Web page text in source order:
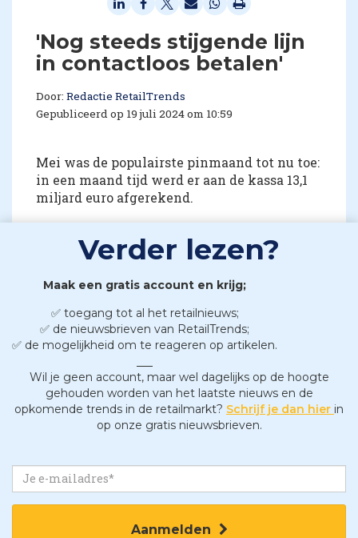
'Nog steeds stijgende lijn
in contactloos betalen'
Door: Redactie RetailTrends
Gepubliceerd op 19 juli 2024 om 10:59
Mei was de populairste pinmaand tot nu toe:
in een maand tijd werd er aan de kassa 13,1
miljard euro afgerekend.
Verder lezen?
Maak een gratis account en krijg;
✅ toegang tot al het retailnieuws;
✅ de nieuwsbrieven van RetailTrends;
✅ de mogelijkheid om te reageren op artikelen.
Wil je geen account, maar wel dagelijks op de hoogte
gehouden worden van het laatste nieuws en de
opkomende trends in de retailmarkt? Schrijf je dan hier in
op onze gratis nieuwsbrieven.
Aanmelden